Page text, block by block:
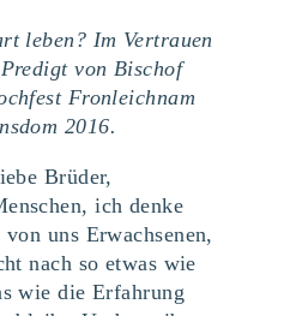
leben? Im Vertrauen
von Bischof
Fronleichnam
2016.
Brüder,
ich denke
uns Erwachsenen,
nach so etwas wie
wie die Erfahrung